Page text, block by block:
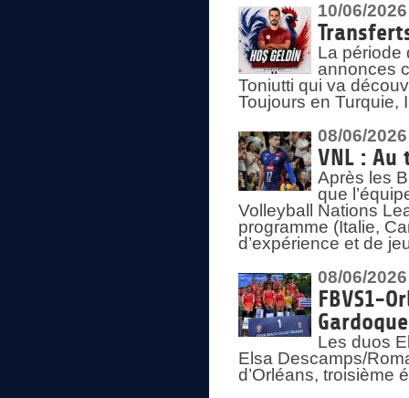
10/06/2026
La période
annonces
Toniutti qui va
Toujours en Turquie,
08/06/2026
VNL : Au
Après les
que
Volleyball Nations
programme (Italie,
d’expérience et de
08/06/2026
FBVS1-
Les duos
Elsa Descamps/
d’Orléans, troisième